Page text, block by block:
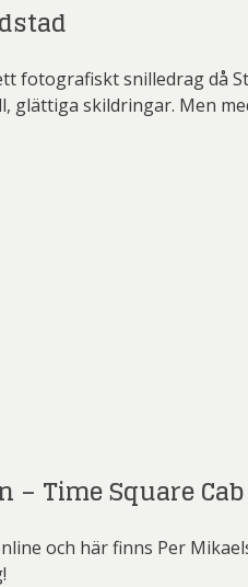
fotografiskt snilledrag då
glättiga skildringar. Men
Time Square
och här finns Per